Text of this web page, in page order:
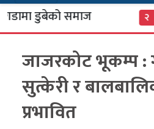
डुबेको समाज
जाजरकोट भूकम्प :
सुत्केरी र
प्रभावित